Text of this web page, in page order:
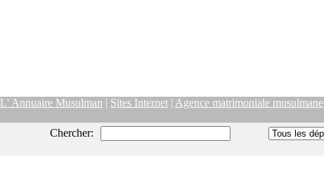
L' Annuaire Musulman | Sites Internet | Agence matrimoniale musulmane
Chercher: